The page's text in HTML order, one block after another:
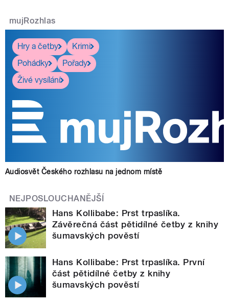
mujRozhlas
Hry a četby
Krimi
Pohádky
Pořady
Živé vysílání
Audiosvět Českého rozhlasu na jednom místě
NEJPOSLOUCHANĚJŠÍ
Hans Kollibabe: Prst trpaslíka.
Závěrečná část pětidílné četby z knihy
šumavských pověstí
Hans Kollibabe: Prst trpaslíka. První
část pětidílné četby z knihy
šumavských pověstí